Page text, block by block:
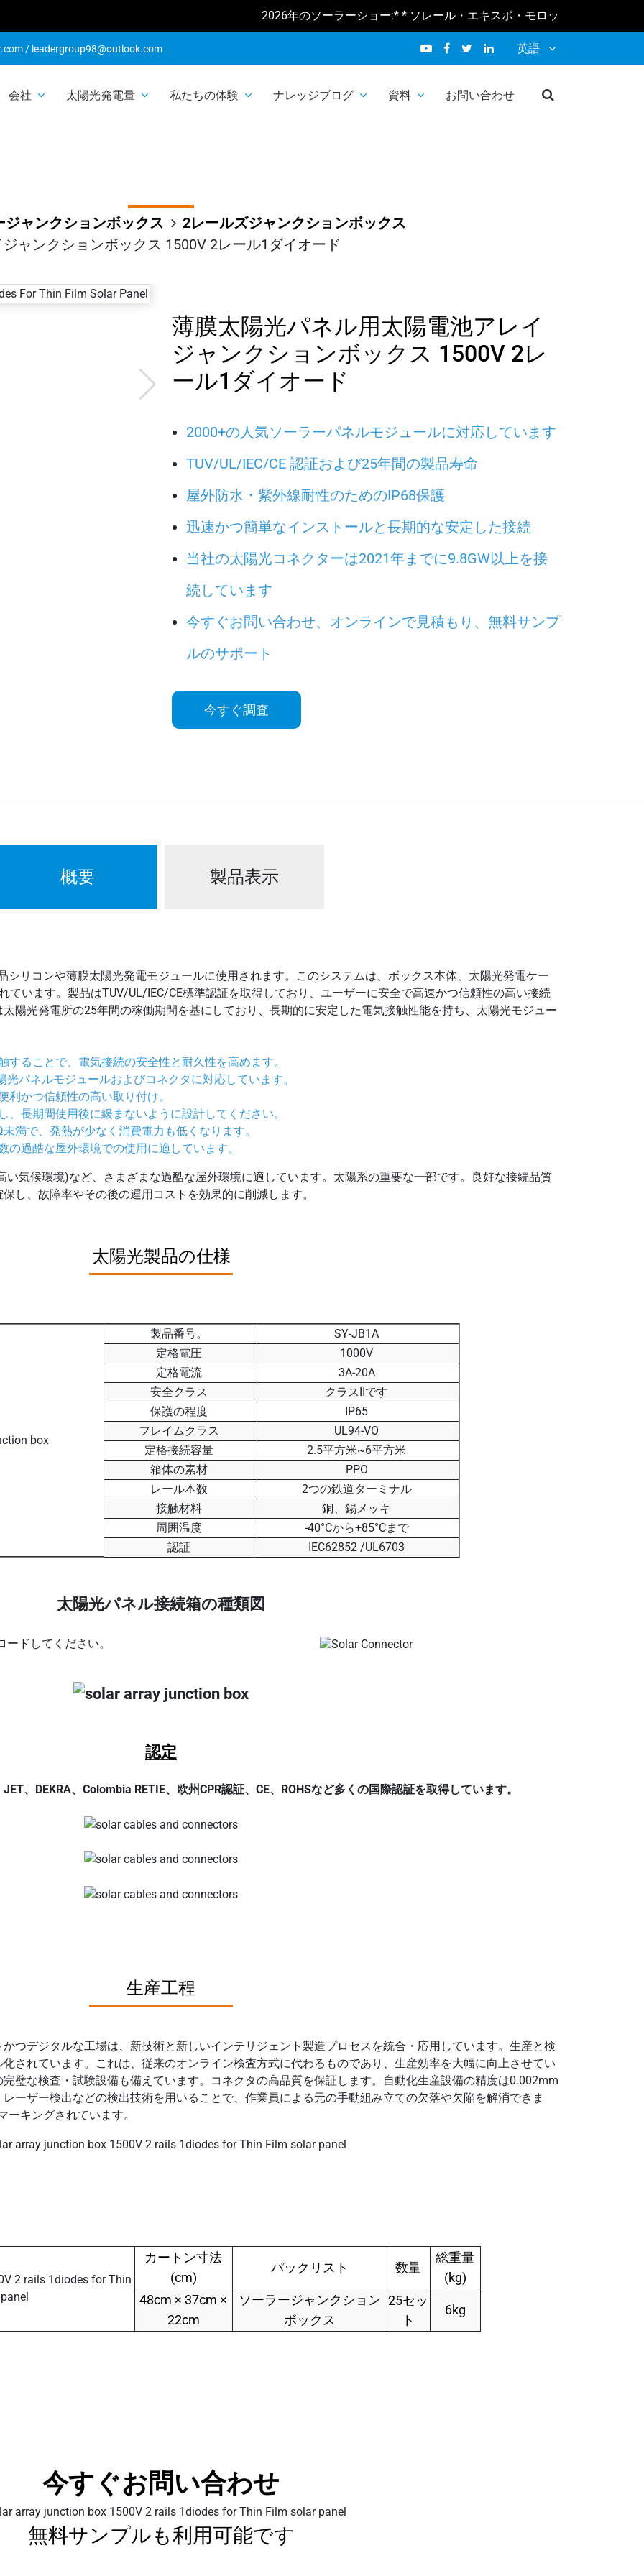
2026年のソーラーショー:* * ソレール・エキスポ・モロッコ 2026 2月10-12日 *
/ leadergroup98@outlook.com 英語
会社 太陽光発電量 私たちの体験 ナレッジブログ 資料 お問い合わせ
ネル用太陽電池アレイジャ
ックス 1500V 2レール1ダ
ジャンクションボックス
2レールズジャンクションボックス
ャンクションボックス 1500V 2レール1ダイオード
薄膜太陽光パネル用太陽電池アレイ
ジャンクションボックス 1500V 2レ
ール1ダイオード
2000+の人気ソーラーパネルモジュールに対応しています
TUV/UL/IEC/CE 認証および25年間の製品寿命
屋外防水・紫外線耐性のためのIP68保護
迅速かつ簡単なインストールと長期的な安定した接続
当社の太陽光コネクターは2021年までに9.8GW以上を接
続しています
今すぐお問い合わせ、オンラインで見積もり、無料サンプ
ルのサポート
今すぐ調査
概要 製品表示
シリコンや薄膜太陽光発電モジュールに使用されます。このシステムは、ボックス本体、太陽光発電ケー
ています。製品はTUV/UL/IEC/CE標準認証を取得しており、ユーザーに安全で高速かつ信頼性の高い接続
陽光発電所の25年間の稼働期間を基にしており、長期的に安定した電気接触性能を持ち、太陽光モジュー
ることで、電気接続の安全性と耐久性を高めます。
パネルモジュールおよびコネクタに対応しています。
かつ信頼性の高い取り付け。
長期間使用後に緩まないように設計してください。
満で、発熱が少なく消費電力も低くなります。
過酷な屋外環境での使用に適しています。
気候環境)など、さまざまな過酷な屋外環境に適しています。太陽系の重要な一部です。良好な接続品質
し、故障率やその後の運用コストを効果的に削減します。
太陽光製品の仕様
製品番号。
SY-JB1A
定格電圧
1000V
定格電流
3A-20A
安全クラス
クラスIIです
保護の程度
IP65
フレイムクラス
UL94-VO
定格接続容量
2.5平方米~6平方米
箱体の素材
PPO
レール本数
2つの鉄道ターミナル
接触材料
銅、錫メッキ
周囲温度
-40°Cから+85°Cまで
認証
IEC62852 /UL6703
太陽光パネル接続箱の種類図
ドしてください。
認定
、DEKRA、Colombia RETIE、欧州CPR認証、CE、ROHSなど多くの国際認証を取得しています。
生産工程
つデジタルな工場は、新技術と新しいインテリジェント製造プロセスを統合・応用しています。生産と検
されています。これは、従来のオンライン検査方式に代わるものであり、生産効率を大幅に向上させてい
璧な検査・試験設備も備えています。コネクタの高品質を保証します。自動化生産設備の精度は0.002mm
ーザー検出などの検出技術を用いることで、作業員による元の手動組み立ての欠落や欠陥を解消できま
キングされています。
カートン寸法
(cm)
パックリスト 数量
総重量
(kg)
48cm × 37cm ×
22cm
ソーラージャンクション
ボックス
25セッ
ト
6kg
今すぐお問い合わせ
無料サンプルも利用可能です